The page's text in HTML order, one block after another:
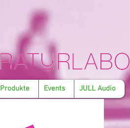
Produkte Events JULL Audio